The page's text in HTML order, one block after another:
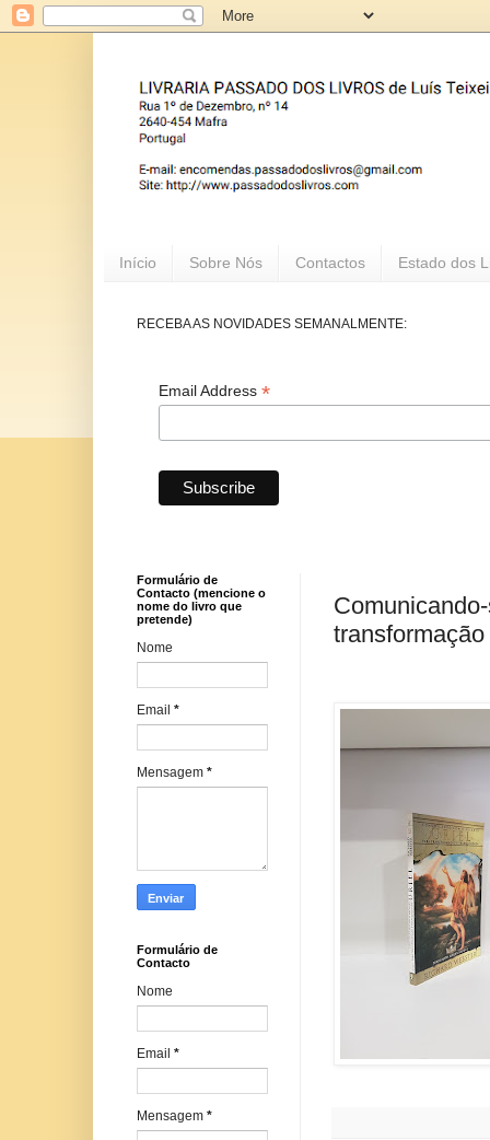
Início Sobre Nós Contactos Estado dos
RECEBA AS NOVIDADES SEMANALMENTE:
Email Address *
Formulário de
Contacto (mencione o
nome do livro que
pretende)
Nome
Email *
Mensagem *
Formulário de
Contacto
Nome
Email *
Mensagem *